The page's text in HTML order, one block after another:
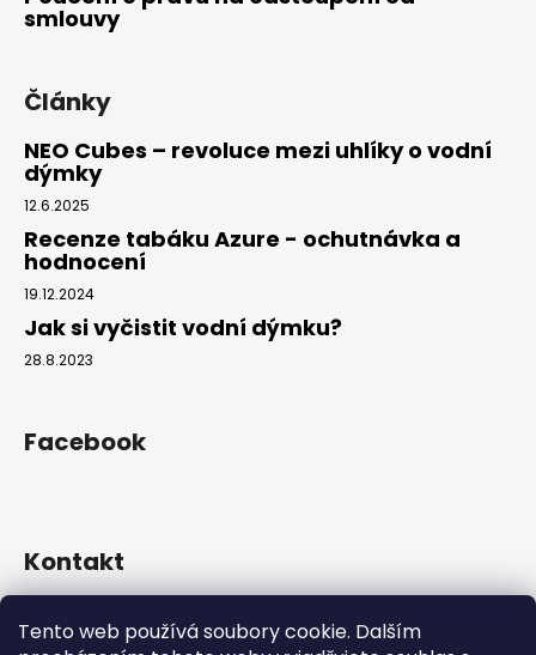
Tento web používá soubory cookie. Dalším
smlouvy
Články
NEO Cubes – revoluce mezi uhlíky o vodní
dýmky
12.6.2025
Recenze tabáku Azure - ochutnávka a
hodnocení
19.12.2024
Jak si vyčistit vodní dýmku?
28.8.2023
Facebook
Kontakt
+420 739 522 572